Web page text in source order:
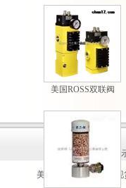
美国ROSS双联阀
卖
首页> 产品展
美国MAC中心电磁阀现